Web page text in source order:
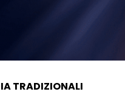
TRADIZIONALI